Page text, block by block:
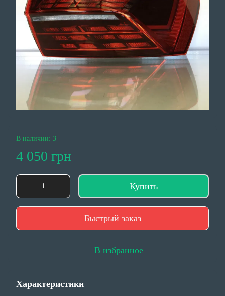
В наличии: 3
4 050 грн
Купить
Быстрый заказ
В избранное
Характеристики